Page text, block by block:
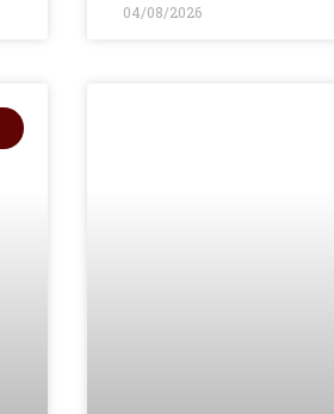
04/08/2026